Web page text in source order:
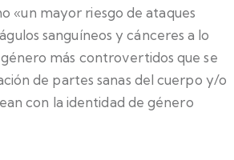
«un mayor riesgo de ataques
sanguíneos y cánceres a lo
más controvertidos que se
de partes sanas del cuerpo y/o
con la identidad de género